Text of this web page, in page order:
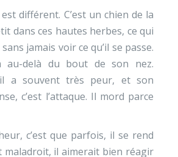
différent. C’est un chien de la
dans ces hautes herbes, ce qui
jamais voir ce qu’il se passe.
delà du bout de son nez.
il a souvent très peur, et son
c’est l’attaque. Il mord parce
c’est que parfois, il se rend
maladroit, il aimerait bien réagir